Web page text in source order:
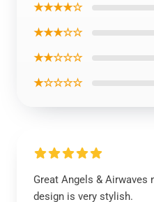
★★★★☆
★★★☆☆
★★☆☆☆
★☆☆☆☆
Great Angels & Airwaves
design is very stylish.